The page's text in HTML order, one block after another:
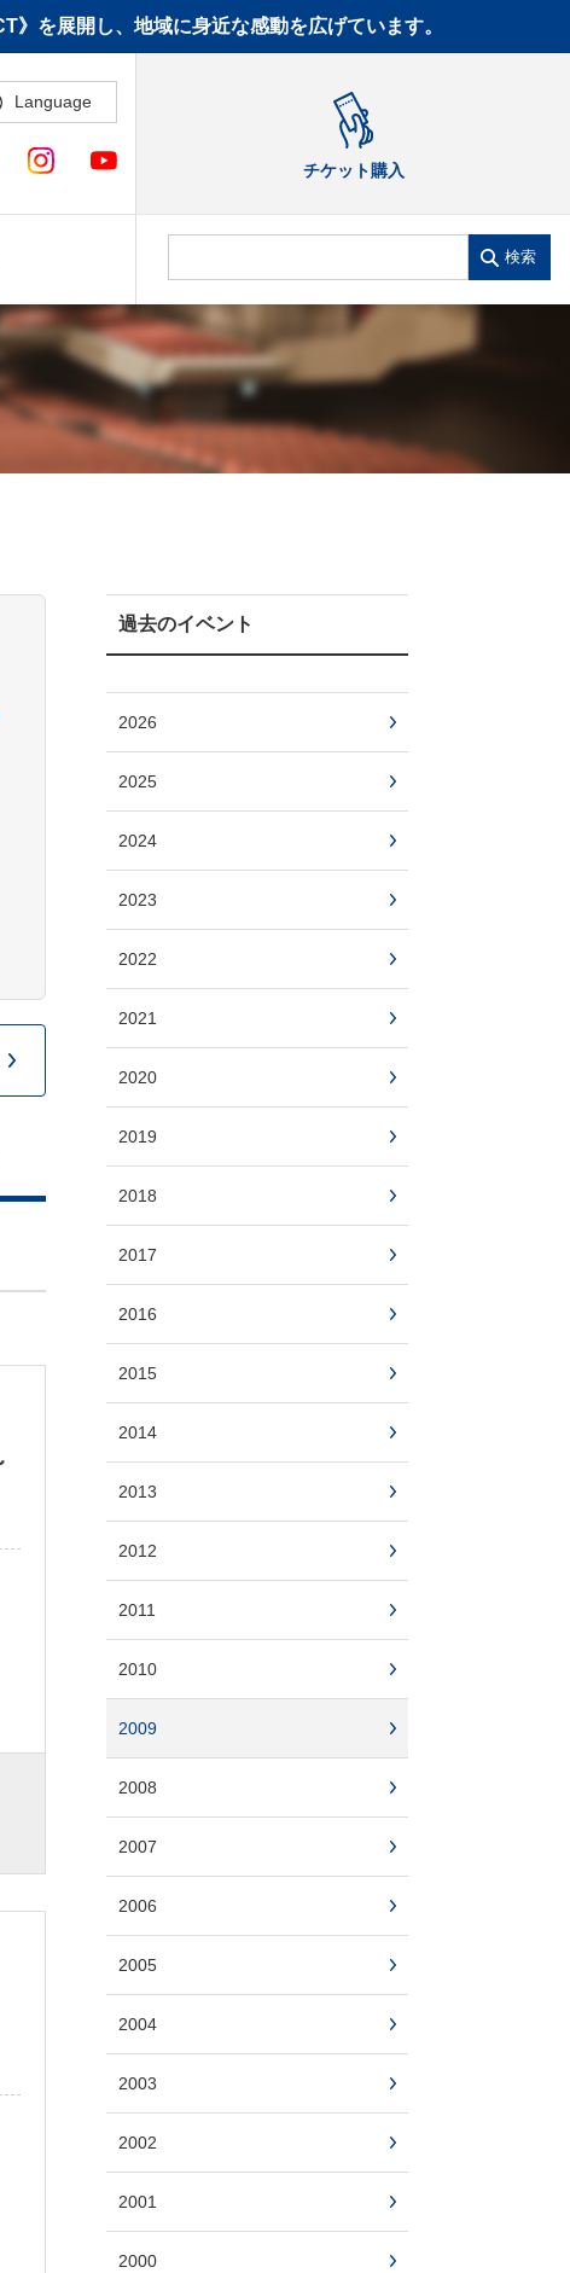
を展開し、地域に身近な感動を広げています。
Language
チケット購入
検索
過去のイベント
2026
2025
2024
2023
2022
2021
2020
2019
2018
2017
2016
2015
2014
2013
2012
2011
2010
2009
2008
2007
2006
2005
2004
2003
2002
2001
2000